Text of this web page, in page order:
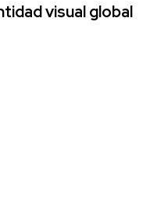
visual global